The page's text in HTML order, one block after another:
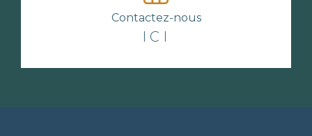
Contactez-nous
ICI